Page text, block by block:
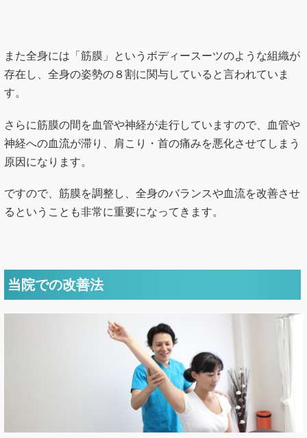
また全身には「筋膜」というボディースーツのような組織が
存在し、全身の姿勢の８割に関与していると言われていま
す。
さらに筋膜の間を血管や神経が走行していますので、血管や
神経への血流が滞り、肩こり・首の痛みを悪化させてしまう
原因になります。
ですので、筋膜を調整し、全身のバランスや血流を改善させ
るということも非常に重要になってきます。
当院での改善法